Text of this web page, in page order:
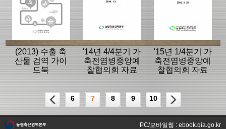
(2013) 수출 축
산물 검역 가이
드북
'14년 4/4분기 가
축전염병중앙예
찰협의회 자료
'15년 1/4분기 가
축전염병중앙예
찰협의회 자료
6 7 8 9 10
PC/모바일웹 : ebook.qia.go.kr